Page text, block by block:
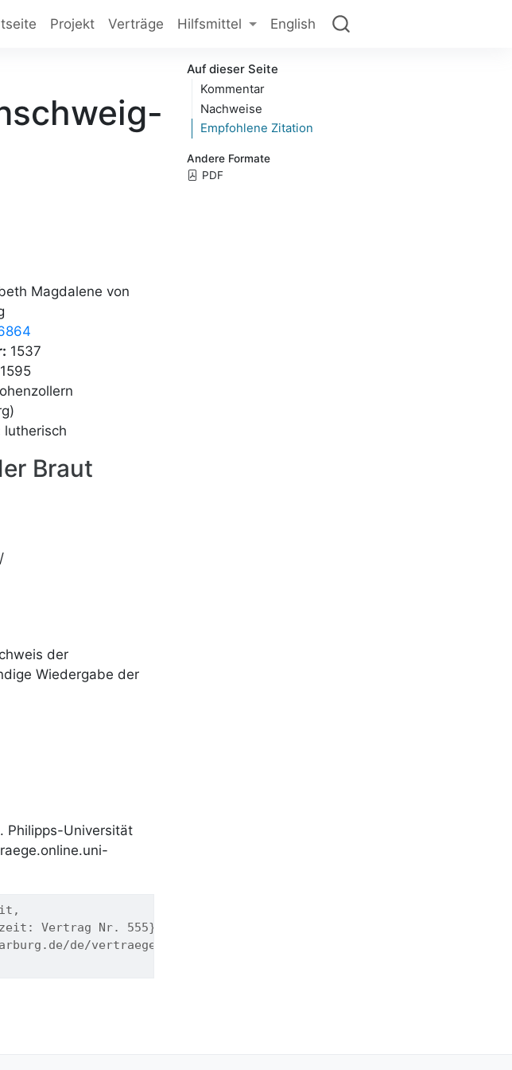
Projekt Verträge Hilfsmittel English
Auf dieser Seite
Kommentar
Nachweise
Empfohlene Zitation
Andere Formate
PDF
Magdalene von
1537
1595
lutherisch
Braut
/
der
Wiedergabe der
Philipps-Universität
Vertrag Nr. 555},
de/vertraege/555.html}